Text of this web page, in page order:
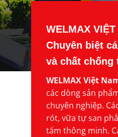
WELMAX VIỆT
Chuyên biệt
và chất chống
WELMAX Việt
các dòng sản
chuyên nghiệp.
rót, vữa tự san
tấm thông minh.